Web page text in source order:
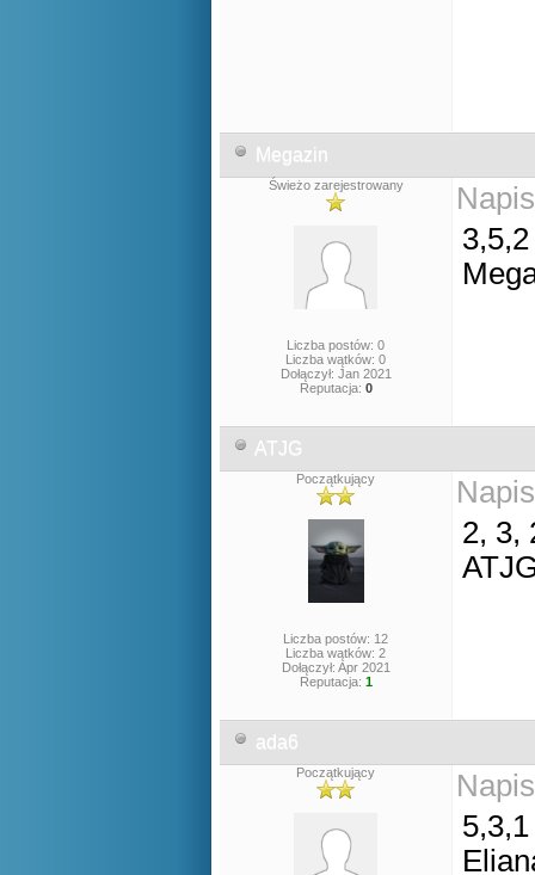
Megazin
Świeżo zarejestrowany
Liczba postów: 0
Liczba wątków: 0
Dołączył: Jan 2021
Reputacja: 0
3,5,2
ATJG
Początkujący
Liczba postów: 12
Liczba wątków: 2
Dołączył: Apr 2021
Reputacja: 1
2, 3,
ada6
Początkujący
5,3,1